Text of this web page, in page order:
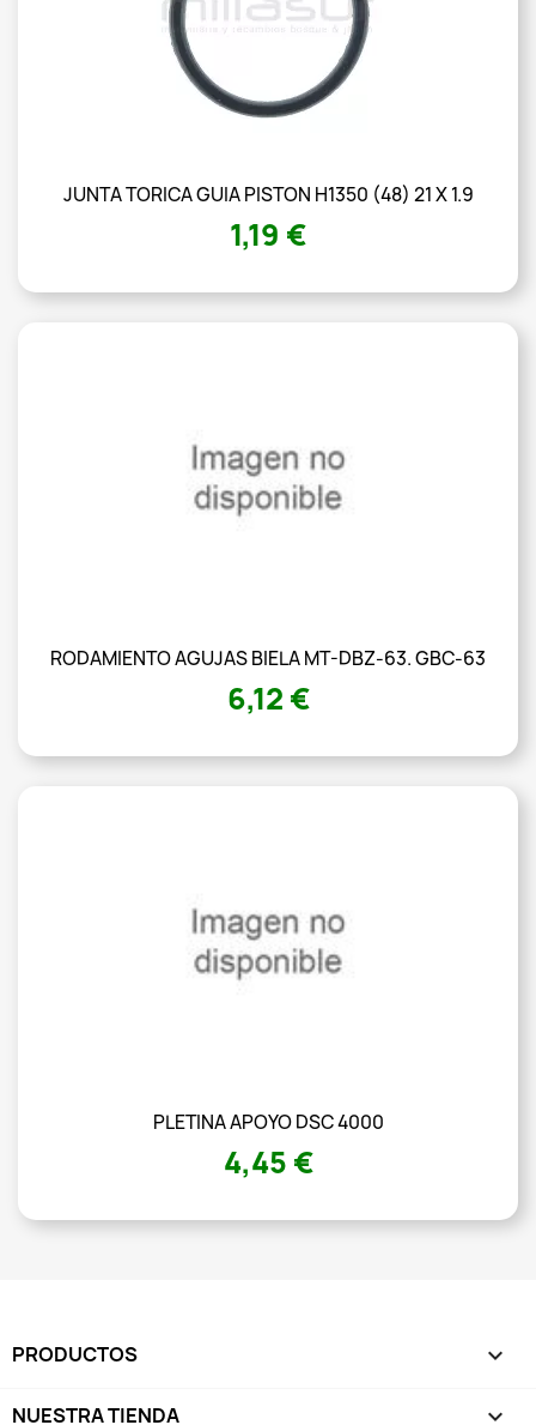
JUNTA TORICA GUIA PISTON H1350 (48) 21 X 1.9
1,19 €
RODAMIENTO AGUJAS BIELA MT-DBZ-63. GBC-63
6,12 €
PLETINA APOYO DSC 4000
4,45 €
PRODUCTOS 
NUESTRA TIENDA 